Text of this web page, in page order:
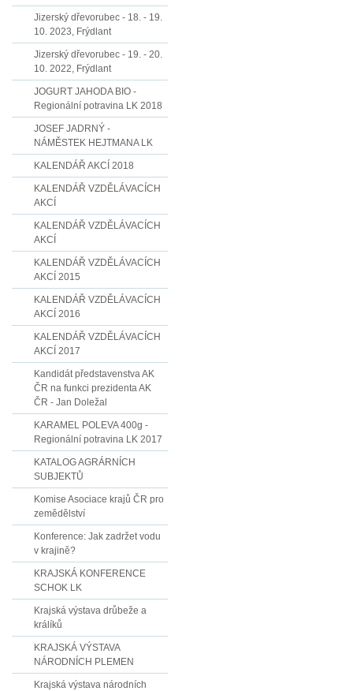
Jizerský dřevorubec - 18. - 19.
10. 2023, Frýdlant
Jizerský dřevorubec - 19. - 20.
10. 2022, Frýdlant
JOGURT JAHODA BIO -
Regionální potravina LK 2018
JOSEF JADRNÝ -
NÁMĚSTEK HEJTMANA LK
KALENDÁŘ AKCÍ 2018
KALENDÁŘ VZDĚLÁVACÍCH
AKCÍ
KALENDÁŘ VZDĚLÁVACÍCH
AKCÍ
KALENDÁŘ VZDĚLÁVACÍCH
AKCÍ 2015
KALENDÁŘ VZDĚLÁVACÍCH
AKCÍ 2016
KALENDÁŘ VZDĚLÁVACÍCH
AKCÍ 2017
Kandidát představenstva AK
ČR na funkci prezidenta AK
ČR - Jan Doležal
KARAMEL POLEVA 400g -
Regionální potravina LK 2017
KATALOG AGRÁRNÍCH
SUBJEKTŮ
Komise Asociace krajů ČR pro
zemědělství
Konference: Jak zadržet vodu
v krajině?
KRAJSKÁ KONFERENCE
SCHOK LK
Krajská výstava drůbeže a
králíků
KRAJSKÁ VÝSTAVA
NÁRODNÍCH PLEMEN
Krajská výstava národních